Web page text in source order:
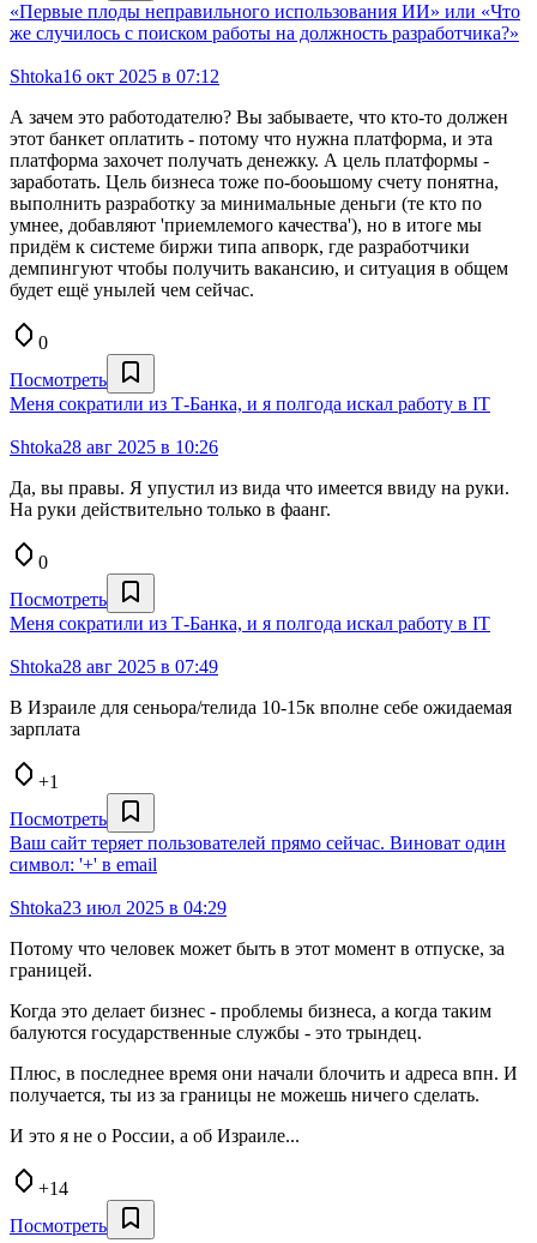
«Первые плоды неправильного использования ИИ» или «Что
же случилось с поиском работы на должность разработчика?»
Shtoka16 окт 2025 в 07:12
А зачем это работодателю? Вы забываете, что кто-то должен
этот банкет оплатить - потому что нужна платформа, и эта
платформа захочет получать денежку. А цель платформы -
заработать. Цель бизнеса тоже по-бооьшому счету понятна,
выполнить разработку за минимальные деньги (те кто по
умнее, добавляют 'приемлемого качества'), но в итоге мы
придём к системе биржи типа апворк, где разработчики
демпингуют чтобы получить вакансию, и ситуация в общем
будет ещё унылей чем сейчас.
0
Посмотреть
Меня сократили из Т-Банка, и я полгода искал работу в IT
Shtoka28 авг 2025 в 10:26
Да, вы правы. Я упустил из вида что имеется ввиду на руки.
На руки действительно только в фаанг.
0
Посмотреть
Меня сократили из Т-Банка, и я полгода искал работу в IT
Shtoka28 авг 2025 в 07:49
В Израиле для сеньора/телида 10-15к вполне себе ожидаемая
зарплата
+1
Посмотреть
Ваш сайт теряет пользователей прямо сейчас. Виноват один
символ: '+' в email
Shtoka23 июл 2025 в 04:29
Потому что человек может быть в этот момент в отпуске, за
границей.
Когда это делает бизнес - проблемы бизнеса, а когда таким
балуются государственные службы - это трындец.
Плюс, в последнее время они начали блочить и адреса впн. И
получается, ты из за границы не можешь ничего сделать.
И это я не о России, а об Израиле...
+14
Посмотреть